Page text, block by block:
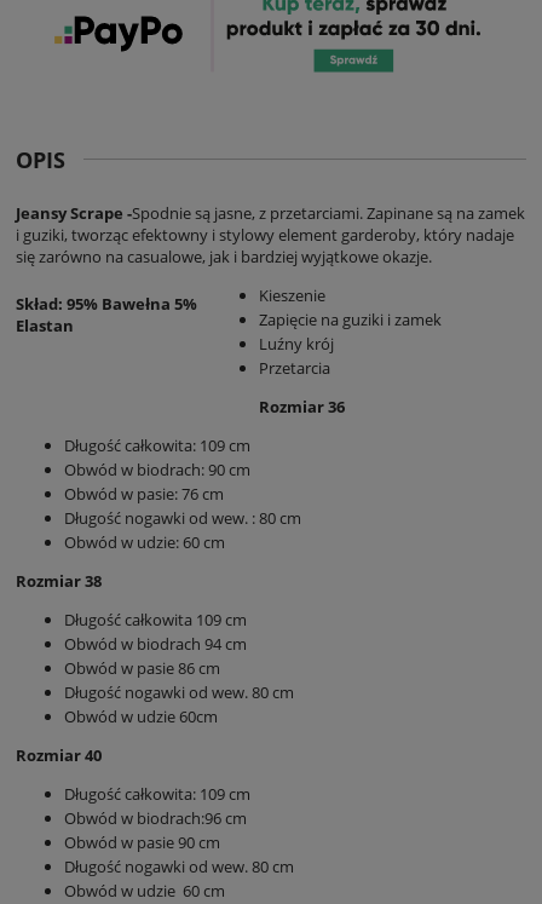
OPIS
Jeansy Scrape -Spodnie są jasne, z przetarciami. Zapinane są na zamek
i guziki, tworząc efektowny i stylowy element garderoby, który nadaje
się zarówno na casualowe, jak i bardziej wyjątkowe okazje.
Skład: 95% Bawełna 5%
Elastan
Kieszenie
Zapięcie na guziki i zamek
Luźny krój
Przetarcia
Rozmiar 36
Długość całkowita: 109 cm
Obwód w biodrach: 90 cm
Obwód w pasie: 76 cm
Długość nogawki od wew. : 80 cm
Obwód w udzie: 60 cm
Rozmiar 38
Długość całkowita 109 cm
Obwód w biodrach 94 cm
Obwód w pasie 86 cm
Długość nogawki od wew. 80 cm
Obwód w udzie 60cm
Rozmiar 40
Długość całkowita: 109 cm
Obwód w biodrach:96 cm
Obwód w pasie 90 cm
Długość nogawki od wew. 80 cm
Obwód w udzie 60 cm